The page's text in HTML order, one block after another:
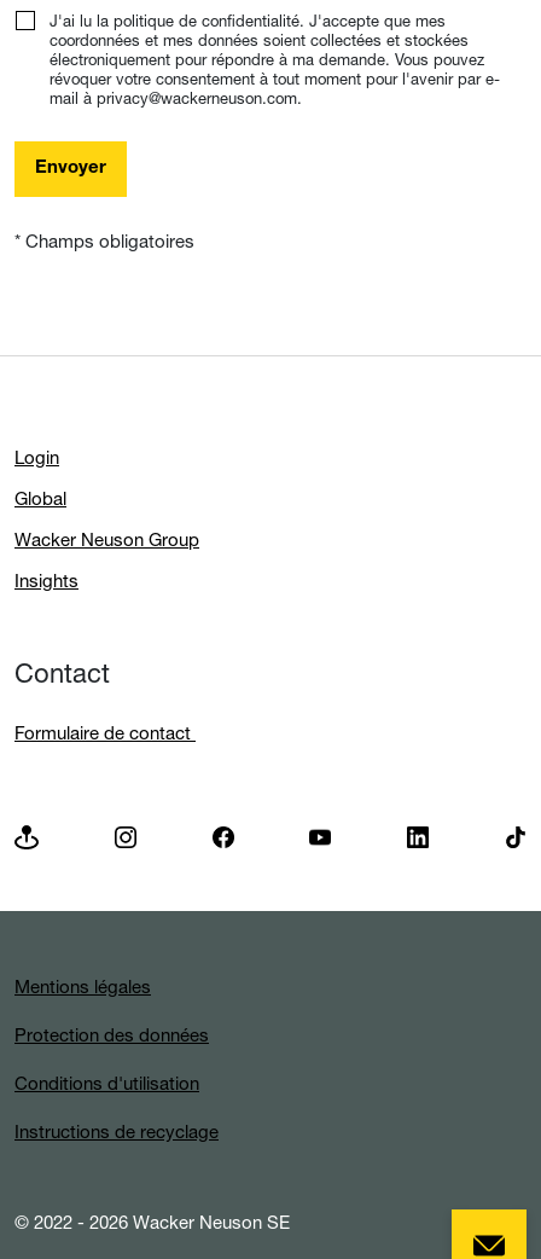
J'ai lu la politique de confidentialité. J'accepte que mes
coordonnées et mes données soient collectées et stockées
électroniquement pour répondre à ma demande. Vous pouvez
révoquer votre consentement à tout moment pour l'avenir par e-
mail à privacy@wackerneuson.com.
Envoyer
* Champs obligatoires
Login
Global
Wacker Neuson Group
Insights
Contact
Formulaire de contact
Mentions légales
Protection des données
Conditions d'utilisation
Instructions de recyclage
© 2022 - 2026 Wacker Neuson SE